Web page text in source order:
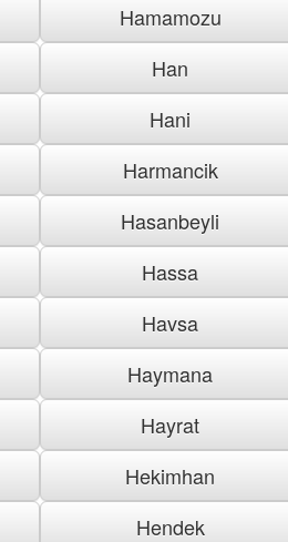
Hamamozu
Han
Hani
Harmancik
Hasanbeyli
Hassa
Havsa
Haymana
Hayrat
Hekimhan
Hendek